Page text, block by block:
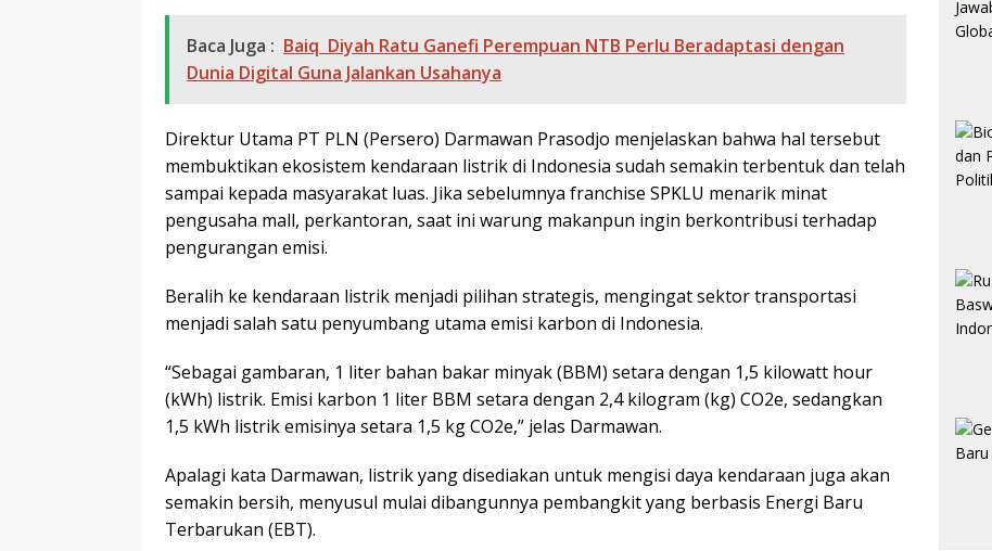
Baca Juga : Baiq Diyah Ratu Ganefi Perempuan NTB Perlu Beradaptasi dengan
Dunia Digital Guna Jalankan Usahanya
Direktur Utama PT PLN (Persero) Darmawan Prasodjo menjelaskan bahwa hal tersebut
membuktikan ekosistem kendaraan listrik di Indonesia sudah semakin terbentuk dan telah
sampai kepada masyarakat luas. Jika sebelumnya franchise SPKLU menarik minat
pengusaha mall, perkantoran, saat ini warung makanpun ingin berkontribusi terhadap
pengurangan emisi.
Beralih ke kendaraan listrik menjadi pilihan strategis, mengingat sektor transportasi
menjadi salah satu penyumbang utama emisi karbon di Indonesia.
“Sebagai gambaran, 1 liter bahan bakar minyak (BBM) setara dengan 1,5 kilowatt hour
(kWh) listrik. Emisi karbon 1 liter BBM setara dengan 2,4 kilogram (kg) CO2e, sedangkan
1,5 kWh listrik emisinya setara 1,5 kg CO2e,” jelas Darmawan.
Apalagi kata Darmawan, listrik yang disediakan untuk mengisi daya kendaraan juga akan
semakin bersih, menyusul mulai dibangunnya pembangkit yang berbasis Energi Baru
Terbarukan (EBT).